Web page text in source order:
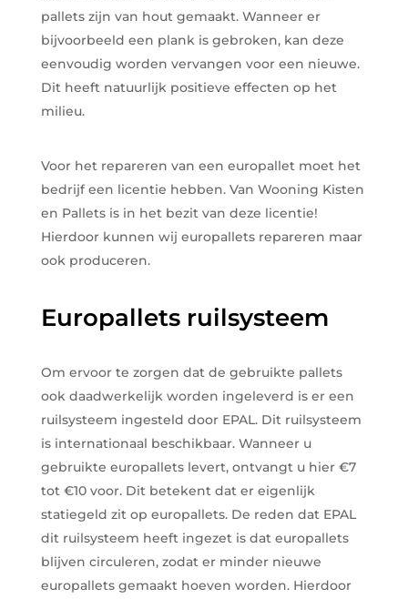
pallets zijn van hout gemaakt. Wanneer er
bijvoorbeeld een plank is gebroken, kan deze
eenvoudig worden vervangen voor een nieuwe.
Dit heeft natuurlijk positieve effecten op het
milieu.
Voor het repareren van een europallet moet het
bedrijf een licentie hebben. Van Wooning Kisten
en Pallets is in het bezit van deze licentie!
Hierdoor kunnen wij europallets repareren maar
ook produceren.
Europallets ruilsysteem
Om ervoor te zorgen dat de gebruikte pallets
ook daadwerkelijk worden ingeleverd is er een
ruilsysteem ingesteld door EPAL. Dit ruilsysteem
is internationaal beschikbaar. Wanneer u
gebruikte europallets levert, ontvangt u hier €7
tot €10 voor. Dit betekent dat er eigenlijk
statiegeld zit op europallets. De reden dat EPAL
dit ruilsysteem heeft ingezet is dat europallets
blijven circuleren, zodat er minder nieuwe
europallets gemaakt hoeven worden. Hierdoor